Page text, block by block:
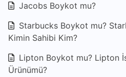
Jacobs Boykot mu?
Starbucks Boykot mu?
Kimin Sahibi Kim?
Lipton Boykot mu? Lipton
Ürünümü?